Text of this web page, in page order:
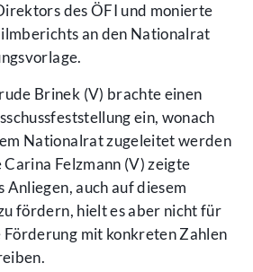
des ÖFI und monierte
an den Nationalrat
Brinek (V) brachte einen
ein, wonach
Nationalrat zugeleitet werden
Felzmann (V) zeigte
Anliegen, auch auf diesem
fördern, hielt es aber nicht für
Förderung mit konkreten Zahlen